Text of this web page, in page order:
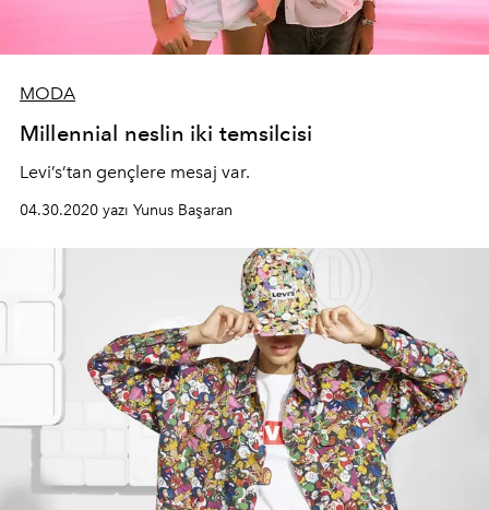
MODA
Millennial neslin iki temsilcisi
Levi’s’tan gençlere mesaj var.
04.30.2020 yazı Yunus Başaran